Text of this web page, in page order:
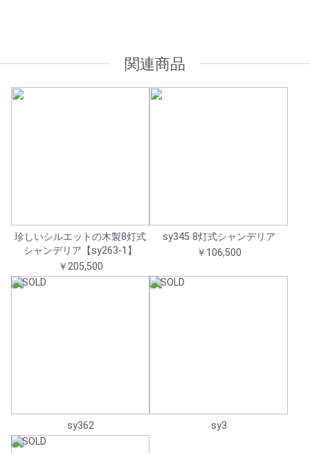
関連商品
珍しいシルエットの木製8灯式
シャンデリア【sy263-1】
￥205,500
sy345 8灯式シャンデリア
￥106,500
sy362 sy3